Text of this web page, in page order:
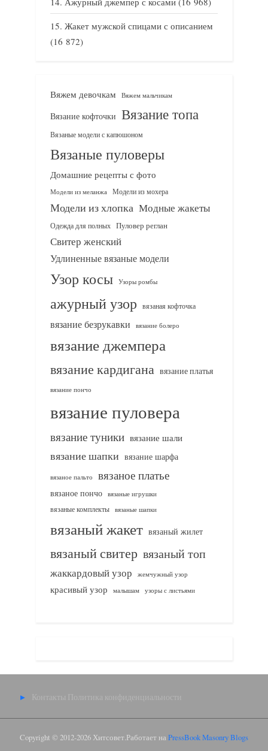
Жакет мужской спицами с описанием
(16 872)
Вяжем девочкам Вяжем мальчикам
Вязание кофточки Вязание топа
Вязаные модели с капюшоном
Вязаные пуловеры
Домашние рецепты с фото
Модели из меланжа Модели из мохера
Модели из хлопка Модные жакеты
Одежда для полных Пуловер реглан
Свитер женский
Удлиненные вязаные модели
Узор косы Узоры ромбы
ажурный узор вязаная кофточка
вязание безрукавки вязание болеро
вязание джемпера
вязание кардигана вязание платья
вязание пончо
вязание пуловера
вязание туники вязание шали
вязание шапки вязание шарфа
вязаное пальто вязаное платье
вязаное пончо вязаные игрушки
вязаные комплекты
вязаные шапки
вязаный жакет вязаный жилет
вязаный свитер вязаный топ
жаккардовый узор жемчужный узор
красивый узор малышам узоры с листьями
Контакты Политика конфиденциальности
Copyright © 2012-2026 Хитсовет. Работает на PressBook Masonry Blogs